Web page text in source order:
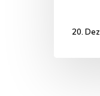
20.